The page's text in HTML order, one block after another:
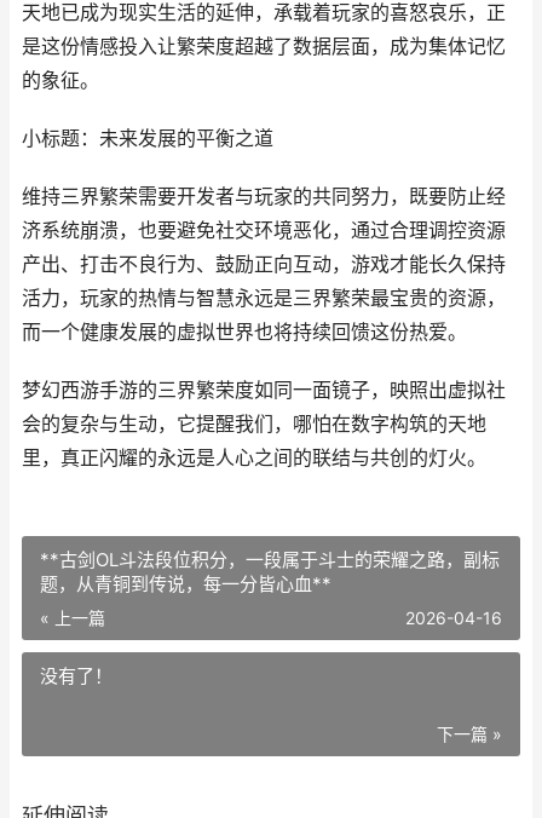
天地已成为现实生活的延伸，承载着玩家的喜怒哀乐，正
是这份情感投入让繁荣度超越了数据层面，成为集体记忆
的象征。
小标题：未来发展的平衡之道
维持三界繁荣需要开发者与玩家的共同努力，既要防止经
济系统崩溃，也要避免社交环境恶化，通过合理调控资源
产出、打击不良行为、鼓励正向互动，游戏才能长久保持
活力，玩家的热情与智慧永远是三界繁荣最宝贵的资源，
而一个健康发展的虚拟世界也将持续回馈这份热爱。
梦幻西游手游的三界繁荣度如同一面镜子，映照出虚拟社
会的复杂与生动，它提醒我们，哪怕在数字构筑的天地
里，真正闪耀的永远是人心之间的联结与共创的灯火。
**古剑OL斗法段位积分，一段属于斗士的荣耀之路，副标
题，从青铜到传说，每一分皆心血**
« 上一篇 2026-04-16
没有了！
下一篇 »